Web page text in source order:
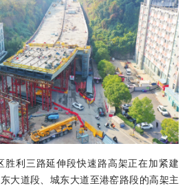
胜利三路延伸段快速路高架正在加紧建
大道段、城东大道至港窑路段的高架主